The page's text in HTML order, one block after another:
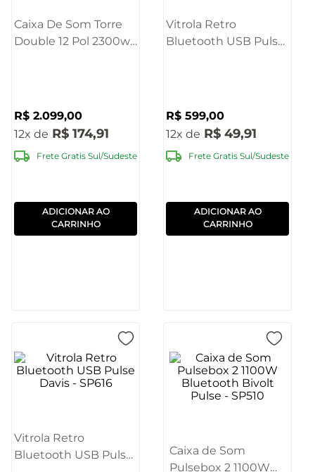
Caixa De Som Torre
Double 12 Pol 2300w
R$ 2.099,00
12
R$ 174,91
Frete Gratis Sul/Sudeste
ADICIONAR AO
CARRINHO
Vitrola Retro
Bluetooth USB Pulse
R$ 599,00
12
R$ 49,91
Frete Gratis Sul/Sudeste
ADICIONAR AO
CARRINHO
Vitrola Retro
Bluetooth USB Pulse
Caixa de Som
Pulsebox 2 1100W